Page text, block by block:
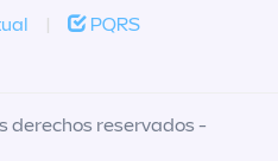
| PQRS
derechos reservados -